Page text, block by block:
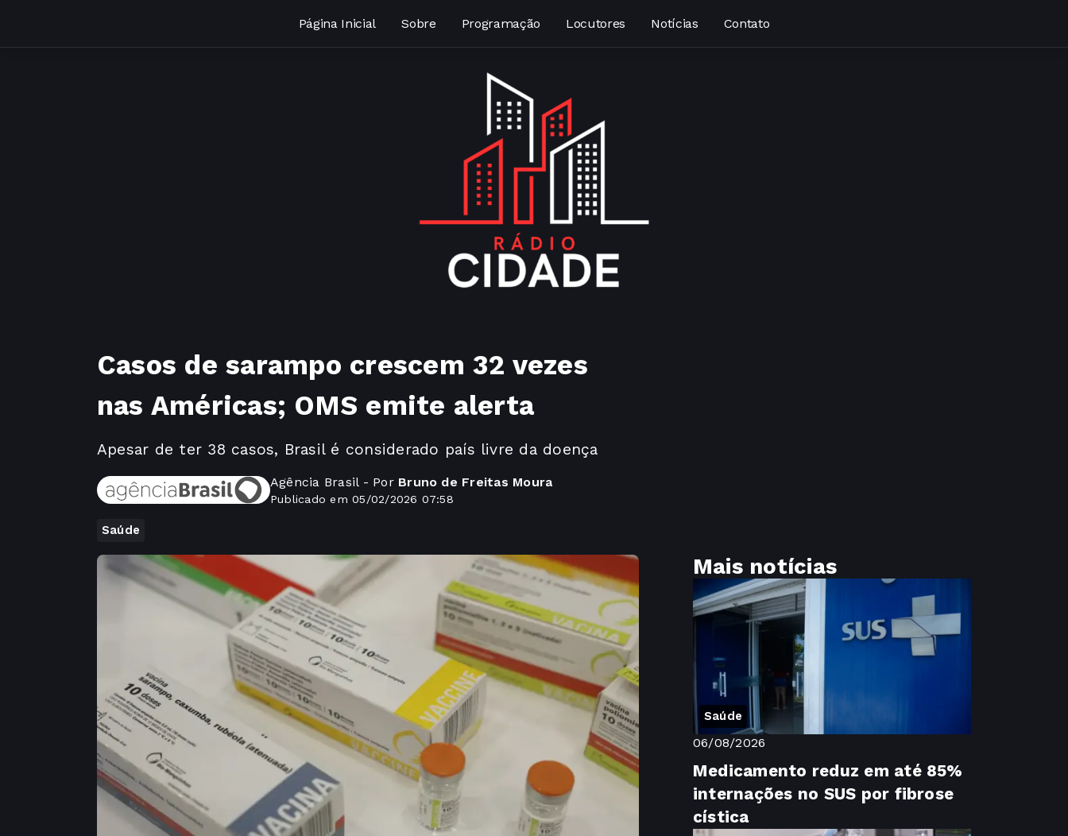
Página Inicial Sobre Programação Locutores Notícias Contato
Casos de sarampo crescem 32 vezes
nas Américas; OMS emite alerta
Apesar de ter 38 casos, Brasil é considerado país livre da doença
Agência Brasil - Por Bruno de Freitas Moura
Publicado em 05/02/2026 07:58
Saúde
Mais notícias
Saúde
06/08/2026
Medicamento reduz em até 85%
internações no SUS por fibrose
cística